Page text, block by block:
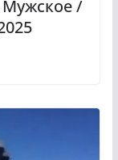
Мужское /